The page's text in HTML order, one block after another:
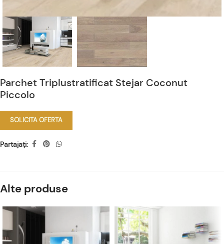
Parchet Triplustratificat Stejar Coconut
Piccolo
SOLICITA OFERTA
Partajați:
Alte produse